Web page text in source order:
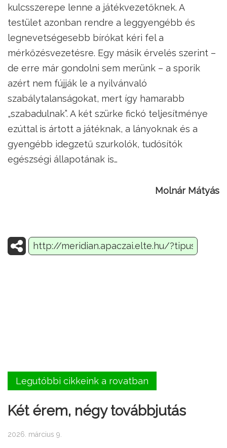
kulcsszerepe lenne a játékvezetőknek. A
testület azonban rendre a leggyengébb és
legnevetségesebb bírókat kéri fel a
mérkőzésvezetésre. Egy másik érvelés szerint –
de erre már gondolni sem merünk – a sporik
azért nem fújják le a nyilvánvaló
szabálytalanságokat, mert így hamarabb
„szabadulnak”. A két szürke fickó teljesítménye
ezúttal is ártott a játéknak, a lányoknak és a
gyengébb idegzetű szurkolók, tudósítók
egészségi állapotának is…
Molnár Mátyás
Legutóbbi cikkeink a rovatban
Két érem, négy továbbjutás
2026. március 9.